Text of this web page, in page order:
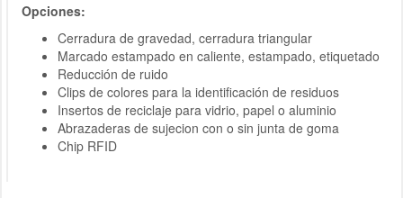
Opciones:
Cerradura de gravedad, cerradura triangular
Marcado estampado en caliente, estampado, etiquetado
Reducción de ruido
Clips de colores para la identificación de residuos
Insertos de reciclaje para vidrio, papel o aluminio
Abrazaderas de sujecion con o sin junta de goma
Chip RFID